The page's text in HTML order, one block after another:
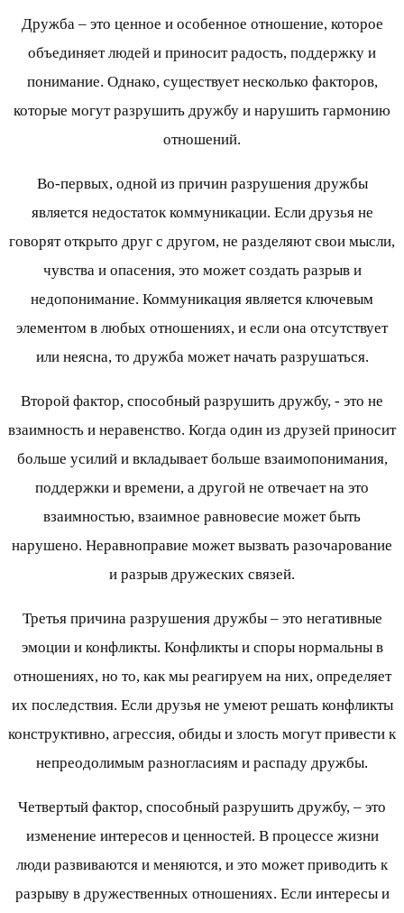
Дружба – это ценное и особенное отношение, которое
объединяет людей и приносит радость, поддержку и
понимание. Однако, существует несколько факторов,
которые могут разрушить дружбу и нарушить гармонию
отношений.
Во-первых, одной из причин разрушения дружбы
является недостаток коммуникации. Если друзья не
говорят открыто друг с другом, не разделяют свои мысли,
чувства и опасения, это может создать разрыв и
недопонимание. Коммуникация является ключевым
элементом в любых отношениях, и если она отсутствует
или неясна, то дружба может начать разрушаться.
Второй фактор, способный разрушить дружбу, - это не
взаимность и неравенство. Когда один из друзей приносит
больше усилий и вкладывает больше взаимопонимания,
поддержки и времени, а другой не отвечает на это
взаимностью, взаимное равновесие может быть
нарушено. Неравноправие может вызвать разочарование
и разрыв дружеских связей.
Третья причина разрушения дружбы – это негативные
эмоции и конфликты. Конфликты и споры нормальны в
отношениях, но то, как мы реагируем на них, определяет
их последствия. Если друзья не умеют решать конфликты
конструктивно, агрессия, обиды и злость могут привести к
непреодолимым разногласиям и распаду дружбы.
Четвертый фактор, способный разрушить дружбу, – это
изменение интересов и ценностей. В процессе жизни
люди развиваются и меняются, и это может приводить к
разрыву в дружественных отношениях. Если интересы и